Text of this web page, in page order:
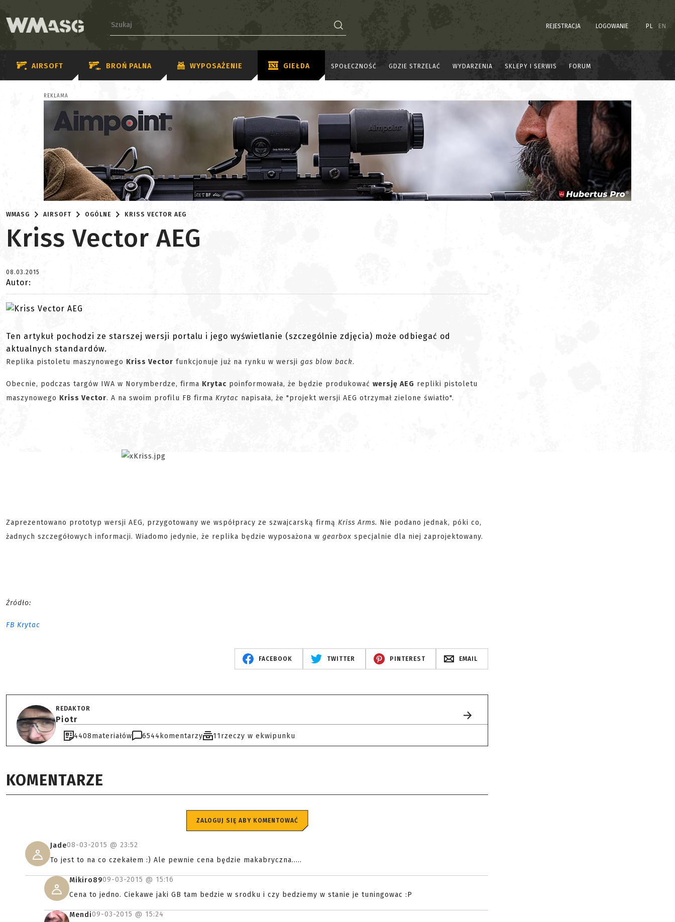
REJESTRACJA LOGOWANIE PL EN
AIRSOFT BROŃ PALNA WYPOSAŻENIE GIEŁDA SPOŁECZNOŚĆ GDZIE STRZELAĆ WYDARZENIA SKLEPY I SERWIS FORUM
REKLAMA
WMASG AIRSOFT OGÓLNE KRISS VECTOR AEG
Kriss Vector AEG
08.03.2015
Autor:
Ten artykuł pochodzi ze starszej wersji portalu i jego wyświetlanie (szczególnie zdjęcia) może odbiegać od
aktualnych standardów.
Replika pistoletu maszynowego Kriss Vector funkcjonuje już na rynku w wersji gas blow back.
Obecnie, podczas targów IWA w Norymberdze, firma Krytac poinformowała, że będzie produkować wersję AEG repliki pistoletu
maszynowego Kriss Vector. A na swoim profilu FB firma Krytac napisała, że "projekt wersji AEG otrzymał zielone światło".
Zaprezentowano prototyp wersji AEG, przygotowany we współpracy ze szwajcarską firmą Kriss Arms. Nie podano jednak, póki co,
żadnych szczegółowych informacji. Wiadomo jedynie, że replika będzie wyposażona w gearbox specjalnie dla niej zaprojektowany.
Źródło:
FB Krytac
FACEBOOK TWITTER PINTEREST EMAIL
REDAKTOR
Piotr
4408materiałów 6544 komentarzy 11rzeczy w ekwipunku
KOMENTARZE
ZALOGUJ SIĘ ABY KOMENTOWAĆ
Jade08-03-2015 @ 23:52
To jest to na co czekałem :) Ale pewnie cena będzie makabryczna.....
Mikiro8909-03-2015 @ 15:16
Cena to jedno. Ciekawe jaki GB tam bedzie w srodku i czy bedziemy w stanie je tuningowac :P
Mendi09-03-2015 @ 15:24